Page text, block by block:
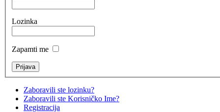
Lozinka
Zapamti me
Zaboravili ste lozinku?
Zaboravili ste Korisničko Ime?
Registracija